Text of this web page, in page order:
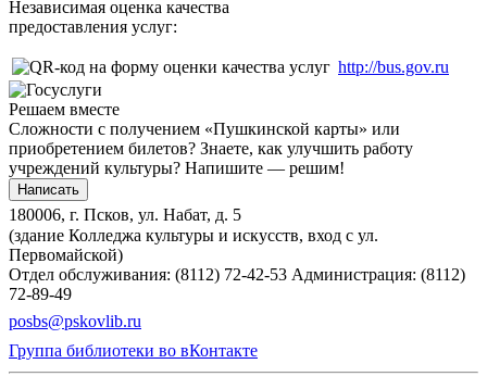
Независимая оценка качества
предоставления услуг:
http://bus.gov.ru
Решаем вместе
Сложности с получением «Пушкинской карты» или
приобретением билетов? Знаете, как улучшить работу
учреждений культуры? Напишите — решим!
Написать
180006, г. Псков, ул. Набат, д. 5
(здание Колледжа культуры и искусств, вход с ул.
Первомайской)
Отдел обслуживания: (8112) 72-42-53 Администрация: (8112)
72-89-49
posbs@pskovlib.ru
Группа библиотеки во вКонтакте